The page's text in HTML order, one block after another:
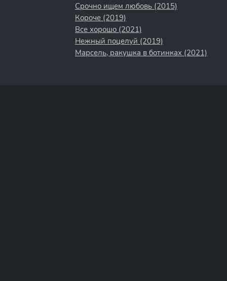
Срочно ищем любовь (2015)
Короче (2019)
Все хорошо (2021)
Нежный поцелуй (2019)
Марсель, ракушка в ботинках (2021)